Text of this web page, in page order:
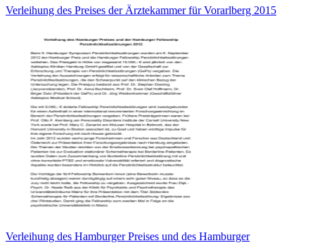
Verleihung des Preises der Ärztekammer für Vorarlberg 2015
Verleihung des Hamburger Preises und des Hamburger